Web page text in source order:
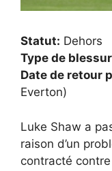
Statut: Dehors
Type de
Date de retour
Everton)
Luke Shaw a
raison d’un
contracté